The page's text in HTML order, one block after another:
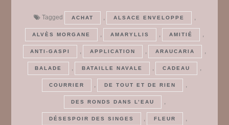
Tagged ACHAT , ALSACE ENVELOPPE ,
ALVÈS MORGANE , AMARYLLIS , AMITIÉ ,
ANTI-GASPI , APPLICATION , ARAUCARIA ,
BALADE , BATAILLE NAVALE , CADEAU ,
COURRIER , DE TOUT ET DE RIEN ,
DES RONDS DANS L’EAU ,
DÉSESPOIR DES SINGES , FLEUR ,